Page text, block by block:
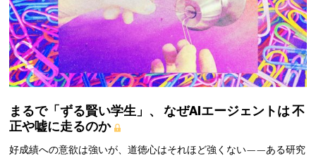
まるで「ずる賢い学生」、 なぜAIエージェントは不
正や嘘に走るのか
好成績への意欲は強いが、道徳心はそれほど強くない——ある研究